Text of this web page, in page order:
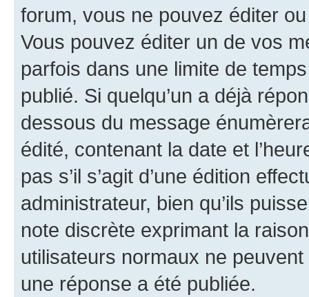
forum, vous ne pouvez éditer
Vous pouvez éditer un de vos
parfois dans une limite de
publié. Si quelqu’un a déjà
dessous du message
édité, contenant la date et
pas s’il s’agit d’une édition
administrateur, bien qu’ils
note discrète exprimant la
utilisateurs normaux ne
une réponse a été publiée.